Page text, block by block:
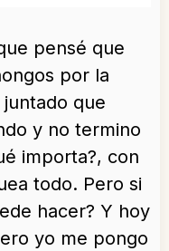
pensé que
por la
que
y no termino
importa?, con
todo. Pero si
hacer? Y hoy
yo me pongo